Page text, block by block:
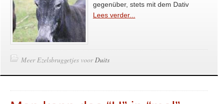
gegenüber, stets mit dem Dativ
Lees verder...
Meer Ezelsbruggetjes voorDuits